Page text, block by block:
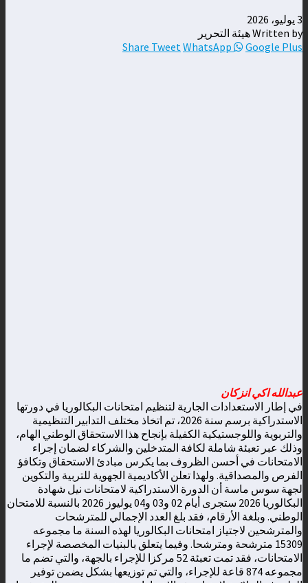
3 يوليو، 2026
Written by هيئة التحرير
Share TweetWhatsApp Google Plus
عبدالله اكي انزكان
في إطار الاستعدادات الجارية لتنظيم امتحانات البكالوريا في دورتها
الاستدراكية برسم سنة 2026، تم اتخاذ مختلف التدابير التنظيمية
والتربوية واللوجستيكية الكفيلة بإنجاح هذا الاستحقاق الوطني الهام،
وذلك عبر تعبئة شاملة لكافة المتدخلين والشركاء لضمان إجراء
الامتحانات في أحسن الظروف بما يكرس مبادئ الاستحقاق وتكافؤ
الفرص والمصداقية. ولهذا تعلن الأكاديمية الجهوية للتربية والتكوين
لجهة سوس ماسة أن الدورة الاستدراكية لامتحانات نيل شهادة
البكالوريا 2026 ستجرى أيام 02 و03 و04 يوليوز 2026 بالنسبة للامتحان
الوطني. وبلغة الأرقام، فقد بلغ العدد الإجمالي للمترشحات
والمترشحين لاجتياز امتحانات البكالوريا لهذه السنة ما مجموعه
15309 مترشحة ومترشحا. وفيما يتعلق بالبنيات المخصصة لإجراء
الامتحانات، فقد تمت تعبئة 52 مركزا للإجراء بالجهة، والتي تضم ما
مجموعه 874 قاعة للإجراء، والتي تم توزيعها بشكل يضمن توفير